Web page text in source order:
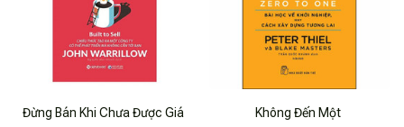
Đừng Bán Khi Chưa Được Giá
Không Đến Một